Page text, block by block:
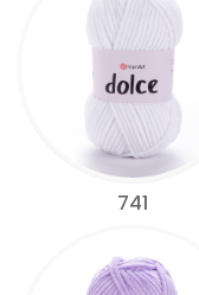
741